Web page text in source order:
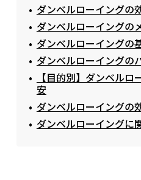
ダンベルローイングの
ダンベルローイングの
ダンベルローイングの
ダンベルローイングの
【目的別】ダンベル
安
ダンベルローイングの
ダンベルローイングに